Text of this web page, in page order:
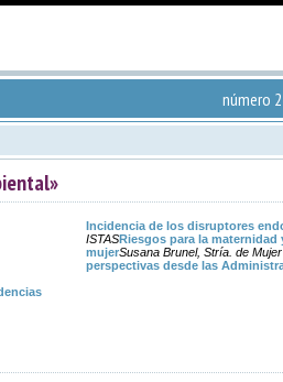
número
Incidencia de los disruptores
ISTASRiesgos para la
mujerSusana Brunel, Stría. de
perspectivas desde las